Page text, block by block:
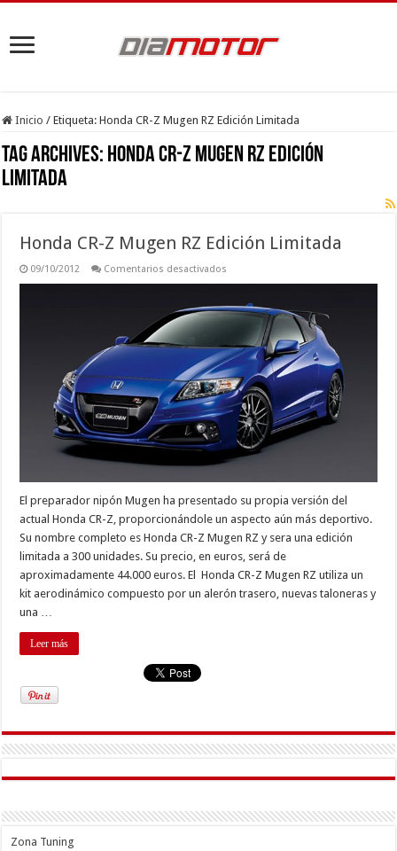
Inicio / Etiqueta:Honda CR-Z Mugen RZ Edición Limitada
Tag Archives: Honda CR-Z Mugen RZ Edición
Limitada
Honda CR-Z Mugen RZ Edición Limitada
09/10/2012 Comentarios desactivados
Mugen
Edición
Limitada
El preparador nipón Mugen ha presentado su propia versión del
actual Honda CR-Z, proporcionándole un aspecto aún más deportivo.
Su nombre completo es Honda CR-Z Mugen RZ y sera una edición
limitada a 300 unidades. Su precio, en euros, será de
aproximadamente 44.000 euros. El Honda CR-Z Mugen RZ utiliza un
kit aerodinámico compuesto por un alerón trasero, nuevas taloneras y
una …
Leer más
Zona Tuning